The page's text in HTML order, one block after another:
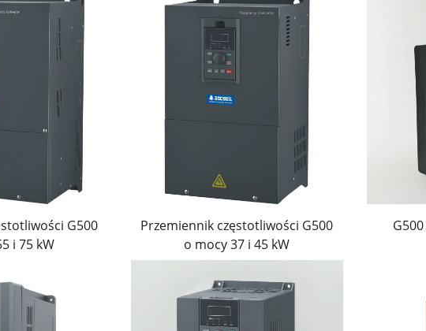
jest oszczędność energii. Falowniki Goldbell dynamicznie
pompach, wentylatorach i liniach produkcyjnych. Wbudowane
krzywych przyspieszenia i hamowania minimalizują obciążenia
silnika. Klienci zazwyczaj osiągają oszczędności energii na poziomie
i systemów przemysłowych. Nadają się do zastosowań
a także do zastosowań o zmiennym momencie obrotowym,
zapewnia stabilną kontrolę ciśnienia i płynną pracę. W systemach
i sprzęcie ciężkim zapewnia szybką reakcję momentu obrotowego
tę samą serię VFD w wielu maszynach, co upraszcza
G500
i 75 kW
Przemiennik częstotliwości G500
o mocy 37 i 45 kW